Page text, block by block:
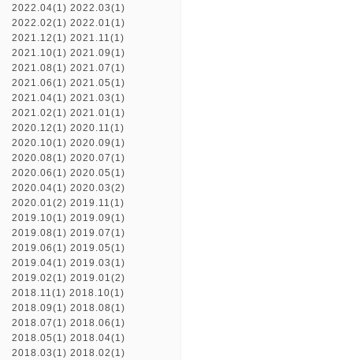
2022.04(1) 2022.03(1)
2022.02(1) 2022.01(1)
2021.12(1) 2021.11(1)
2021.10(1) 2021.09(1)
2021.08(1) 2021.07(1)
2021.06(1) 2021.05(1)
2021.04(1) 2021.03(1)
2021.02(1) 2021.01(1)
2020.12(1) 2020.11(1)
2020.10(1) 2020.09(1)
2020.08(1) 2020.07(1)
2020.06(1) 2020.05(1)
2020.04(1) 2020.03(2)
2020.01(2) 2019.11(1)
2019.10(1) 2019.09(1)
2019.08(1) 2019.07(1)
2019.06(1) 2019.05(1)
2019.04(1) 2019.03(1)
2019.02(1) 2019.01(2)
2018.11(1) 2018.10(1)
2018.09(1) 2018.08(1)
2018.07(1) 2018.06(1)
2018.05(1) 2018.04(1)
2018.03(1) 2018.02(1)